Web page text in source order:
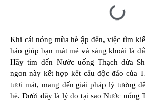
Khi cái nóng mùa hè ập đến, việc tìm
hảo giúp bạn mát mẻ và sảng khoái là
Hãy tìm đến Nước uống Thạch dừa
ngon này kết hợp kết cấu độc đáo của
tươi mát, mang đến giải pháp lý tưởng
hè. Dưới đây là lý do tại sao Nước uống